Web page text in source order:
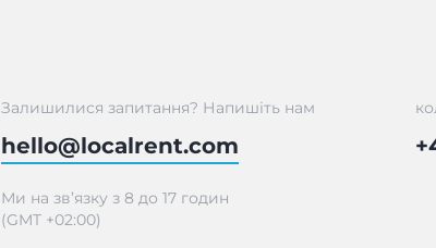
Залишилися запитання? Напишіть нам
hello@localrent.com
Ми на зв’язку з 8 до 17 годин
(GMT +02:00)